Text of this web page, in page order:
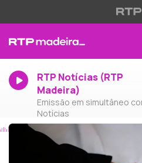
RTP Notícias (RTP
Madeira)
Emissão em simultâneo
Notícias